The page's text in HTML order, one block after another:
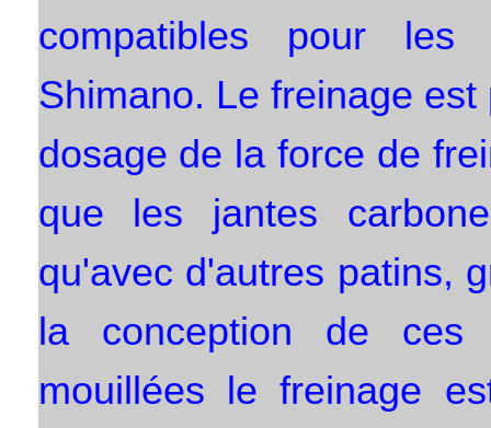
compatibles pour les
Shimano. Le freinage
dosage de la force de
que les jantes
qu'avec d'autres patins,
la conception de
mouillées le freinage